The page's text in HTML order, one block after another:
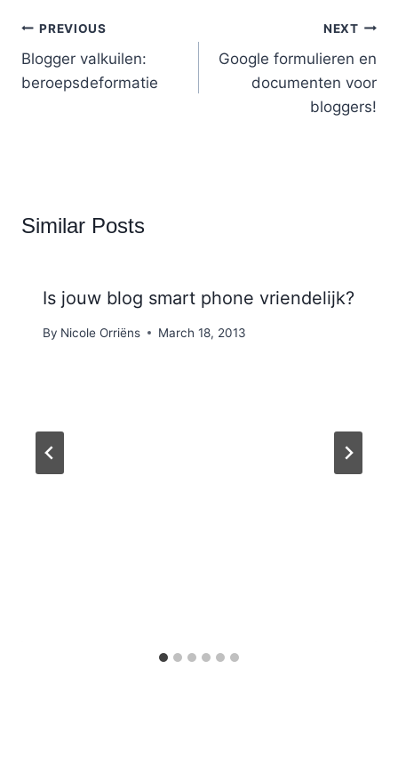
Post
navigation
PREVIOUS
Blogger valkuilen:
beroepsdeformatie
NEXT
Google formulieren en
documenten voor
bloggers!
Similar Posts
Is jouw blog smart phone vriendelijk?
By Nicole Orriëns March 18, 2013